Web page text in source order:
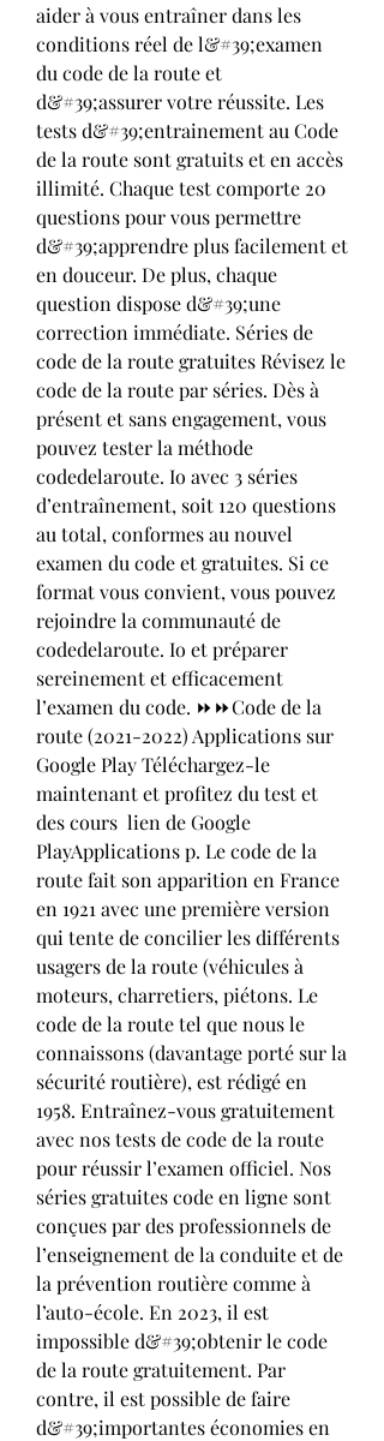
aider à vous entraîner dans les
conditions réel de l&#39;examen
du code de la route et
d&#39;assurer votre réussite. Les
tests d&#39;entrainement au Code
de la route sont gratuits et en accès
illimité. Chaque test comporte 20
questions pour vous permettre
d&#39;apprendre plus facilement et
en douceur. De plus, chaque
question dispose d&#39;une
correction immédiate. Séries de
code de la route gratuites Révisez le
code de la route par séries. Dès à
présent et sans engagement, vous
pouvez tester la méthode
codedelaroute. Io avec 3 séries
d’entraînement, soit 120 questions
au total, conformes au nouvel
examen du code et gratuites. Si ce
format vous convient, vous pouvez
rejoindre la communauté de
codedelaroute. Io et préparer
sereinement et efficacement
l’examen du code. ⏩⏩Code de la
route (2021-2022) Applications sur
Google Play Téléchargez-le
maintenant et profitez du test et
des cours  lien de Google
PlayApplications p. Le code de la
route fait son apparition en France
en 1921 avec une première version
qui tente de concilier les différents
usagers de la route (véhicules à
moteurs, charretiers, piétons. Le
code de la route tel que nous le
connaissons (davantage porté sur la
sécurité routière), est rédigé en
1958. Entraînez-vous gratuitement
avec nos tests de code de la route
pour réussir l’examen officiel. Nos
séries gratuites code en ligne sont
conçues par des professionnels de
l’enseignement de la conduite et de
la prévention routière comme à
l’auto-école. En 2023, il est
impossible d&#39;obtenir le code
de la route gratuitement. Par
contre, il est possible de faire
d&#39;importantes économies en